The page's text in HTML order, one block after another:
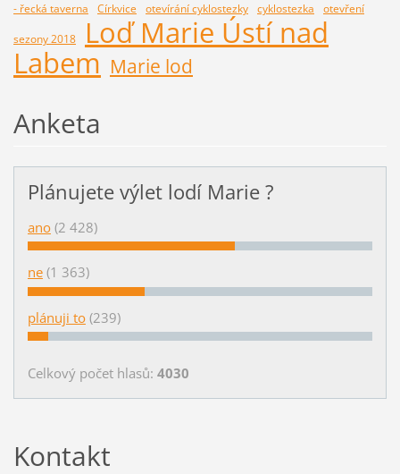
- řecká taverna
Církvice otevírání cyklostezky cyklostezka
otevření
sezony 2018
Loď Marie Ústí nad
Labem Marie lod
Anketa
Plánujete výlet lodí Marie ?
ano (2 428)
ne (1 363)
plánuji to (239)
Celkový počet hlasů: 4030
Kontakt